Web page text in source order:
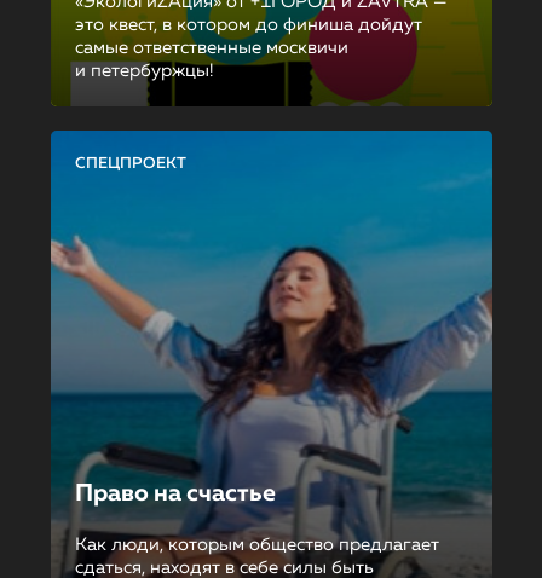
это квест, в котором до финиша дойдут
самые ответственные москвичи
и петербуржцы!
СПЕЦПРОЕКТ
Право на счастье
Как люди, которым общество предлагает
сдаться, находят в себе силы быть